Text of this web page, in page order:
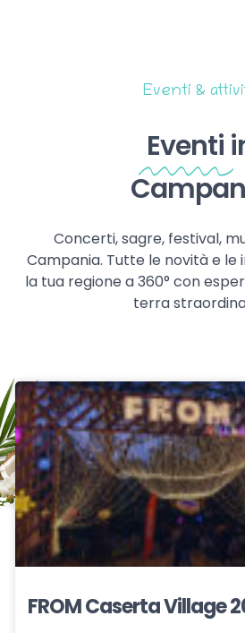
Eventi &
Eventi
Concerti, sagre, festival,
Campania. Tutte le novità e le
la tua regione a 360° con
terra
FROM Caserta Village